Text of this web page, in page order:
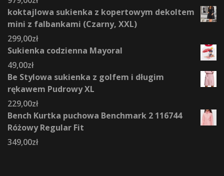
koktajlowa sukienka z kopertowym dekoltem
mini z falbankami (Czarny, XXL)
299,00zł
Sukienka codzienna Mayoral
49,00zł
Be Stylowa sukienka z golfem i długim
rękawem Pudrowy XL
229,00zł
Bench Kurtka puchowa Benchmark 2 116744
Różowy Regular Fit
349,00zł